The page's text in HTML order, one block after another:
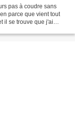
pas à coudre sans
parce que vient tout
il se trouve que j'ai